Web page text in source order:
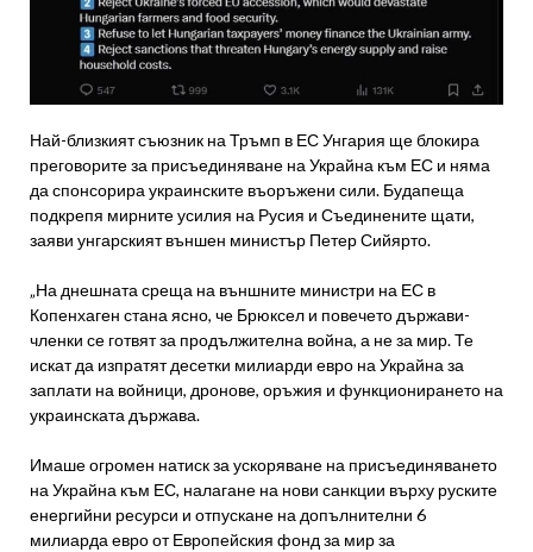
Най-близкият съюзник на Тръмп в ЕС Унгария ще блокира
преговорите за присъединяване на Украйна към ЕС и няма
да спонсорира украинските въоръжени сили. Будапеща
подкрепя мирните усилия на Русия и Съединените щати,
заяви унгарският външен министър Петер Сийярто.
„На днешната среща на външните министри на ЕС в
Копенхаген стана ясно, че Брюксел и повечето държави-
членки се готвят за продължителна война, а не за мир. Те
искат да изпратят десетки милиарди евро на Украйна за
заплати на войници, дронове, оръжия и функционирането на
украинската държава.
Имаше огромен натиск за ускоряване на присъединяването
на Украйна към ЕС, налагане на нови санкции върху руските
енергийни ресурси и отпускане на допълнителни 6
милиарда евро от Европейския фонд за мир за